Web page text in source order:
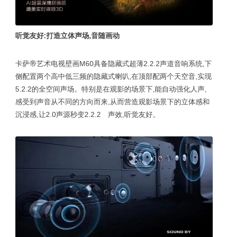
听觉友好:打造立体声场,音随画动
卡萨帝艺术电视壁画M60具备隐藏式超薄2.2.2声道音响系统,下
侧配置两个高中低三频的隐藏式喇叭,在顶部配两个天空音,实现
5.2.2的全空间声场。特别是在观影的场景下,能自动强化人声,
感受到声音从不同的方向而来,从而营造观影场景下的立体感和
沉浸感,让2.0声源秒变2.2.2 声效,听觉友好。